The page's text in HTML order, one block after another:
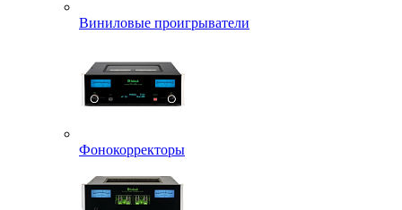
Виниловые проигрыватели
Фонокорректоры